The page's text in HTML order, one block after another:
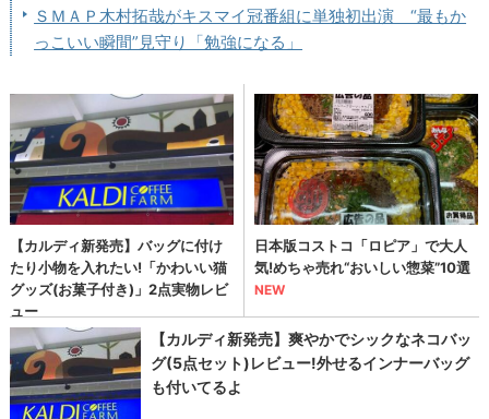
ＳＭＡＰ木村拓哉がキスマイ冠番組に単独初出演 “最もか
っこいい瞬間”見守り「勉強になる」